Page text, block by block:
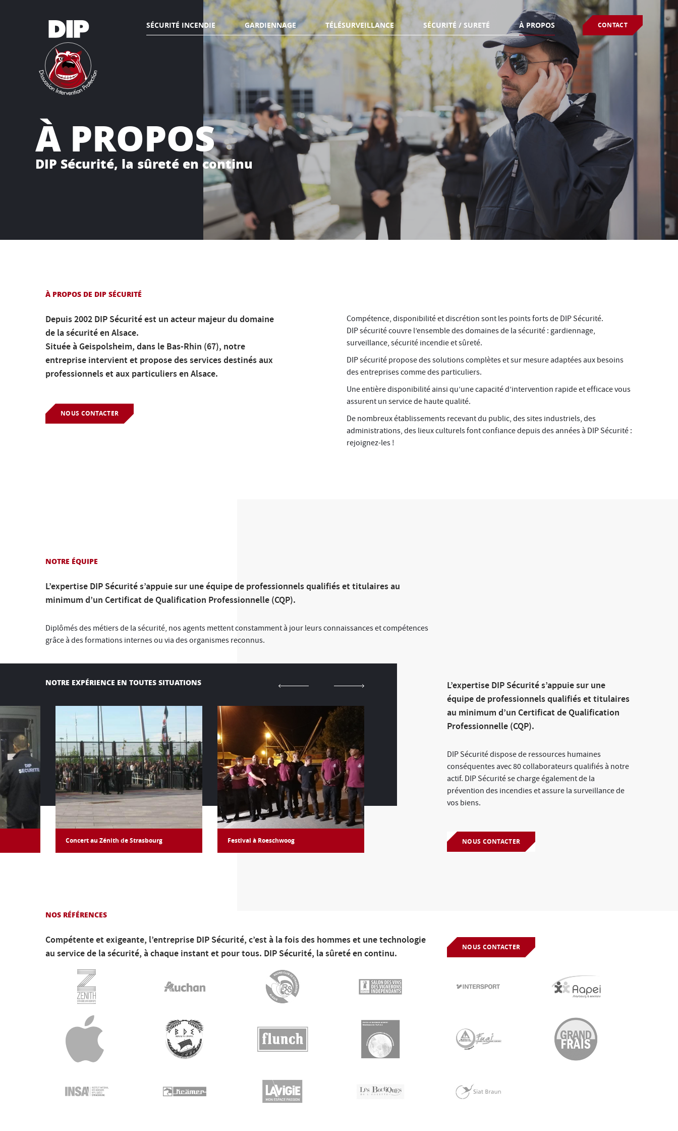
SÉCURITÉ INCENDIE GARDIENNAGE TÉLÉSURVEILLANCE SÉCURITÉ / SURETÉ À PROPOS CONTACT
À PROPOS
DIP Sécurité, la sûreté en continu
À PROPOS DE DIP SÉCURITÉ
Depuis 2002 DIP Sécurité est un acteur majeur du domaine
de la sécurité en Alsace.
Située à Geispolsheim, dans le Bas-Rhin (67), notre
entreprise intervient et propose des services destinés aux
professionnels et aux particuliers en Alsace.
NOUS CONTACTER
Compétence, disponibilité et discrétion sont les points forts de DIP Sécurité.
DIP sécurité couvre l’ensemble des domaines de la sécurité : gardiennage,
surveillance, sécurité incendie et sûreté.
DIP sécurité propose des solutions complètes et sur mesure adaptées aux besoins
des entreprises comme des particuliers.
Une entière disponibilité ainsi qu’une capacité d’intervention rapide et efficace vous
assurent un service de haute qualité.
De nombreux établissements recevant du public, des sites industriels, des
administrations, des lieux culturels font confiance depuis des années à DIP Sécurité :
rejoignez-les !
NOTRE ÉQUIPE
L’expertise DIP Sécurité s’appuie sur une équipe de professionnels qualifiés et titulaires au
minimum d’un Certificat de Qualification Professionnelle (CQP).
Diplômés des métiers de la sécurité, nos agents mettent constamment à jour leurs connaissances et compétences
grâce à des formations internes ou via des organismes reconnus.
NOTRE EXPÉRIENCE EN TOUTES SITUATIONS
Concert au Zénith de Strasbourg Festival à Roeschwoog Fête de la Bière à Eschau
L’expertise DIP Sécurité s’appuie sur une
équipe de professionnels qualifiés et titulaires
au minimum d’un Certificat de Qualification
Professionnelle (CQP).
DIP Sécurité dispose de ressources humaines
conséquentes avec 80 collaborateurs qualifiés à notre
actif. DIP Sécurité se charge également de la
prévention des incendies et assure la surveillance de
vos biens.
NOUS CONTACTER
NOS RÉFÉRENCES
Compétente et exigeante, l’entreprise DIP Sécurité, c’est à la fois des hommes et une technologie
au service de la sécurité, à chaque instant et pour tous. DIP Sécurité, la sûreté en continu.
NOUS CONTACTER